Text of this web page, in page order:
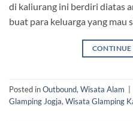
di kaliurang ini berdiri diatas
buat para keluarga yang
CONTINUE
Posted inOutbound,Wisata Alam
Glamping Jogja,Wisata Glamping